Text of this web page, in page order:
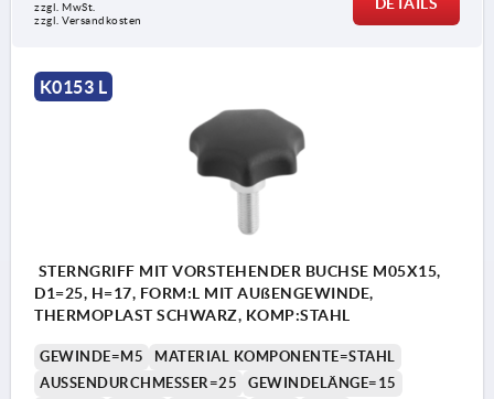
zzgl. MwSt.
zzgl. Versandkosten
K0153 L
STERNGRIFF MIT VORSTEHENDER BUCHSE M05X15,
D1=25, H=17, FORM:L MIT AUßENGEWINDE,
THERMOPLAST SCHWARZ, KOMP:STAHL
GEWINDE=M5
MATERIAL KOMPONENTE=STAHL
AUSSENDURCHMESSER=25
GEWINDELÄNGE=15